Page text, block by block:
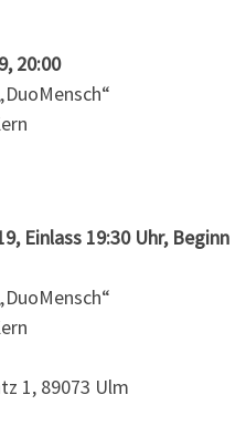
20:00
Einlass 19:30 Uhr, Beginn
1, 89073 Ulm